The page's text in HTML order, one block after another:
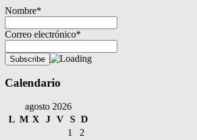
Nombre*
Correo electrónico*
Calendario
agosto 2026
L M X J V S D
1
2